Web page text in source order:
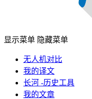
显示菜单 隐藏菜单
无人机对比
我的译文
长河 -历史工具
我的文章